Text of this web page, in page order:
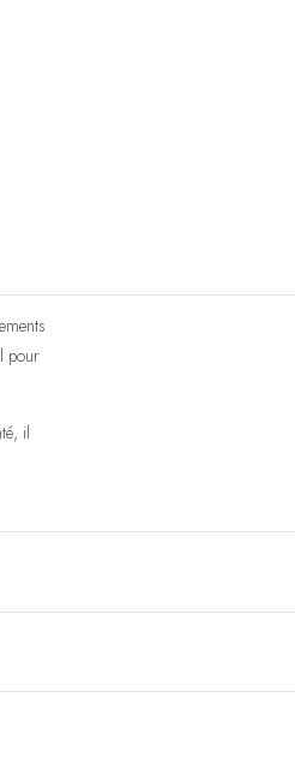
pour
il